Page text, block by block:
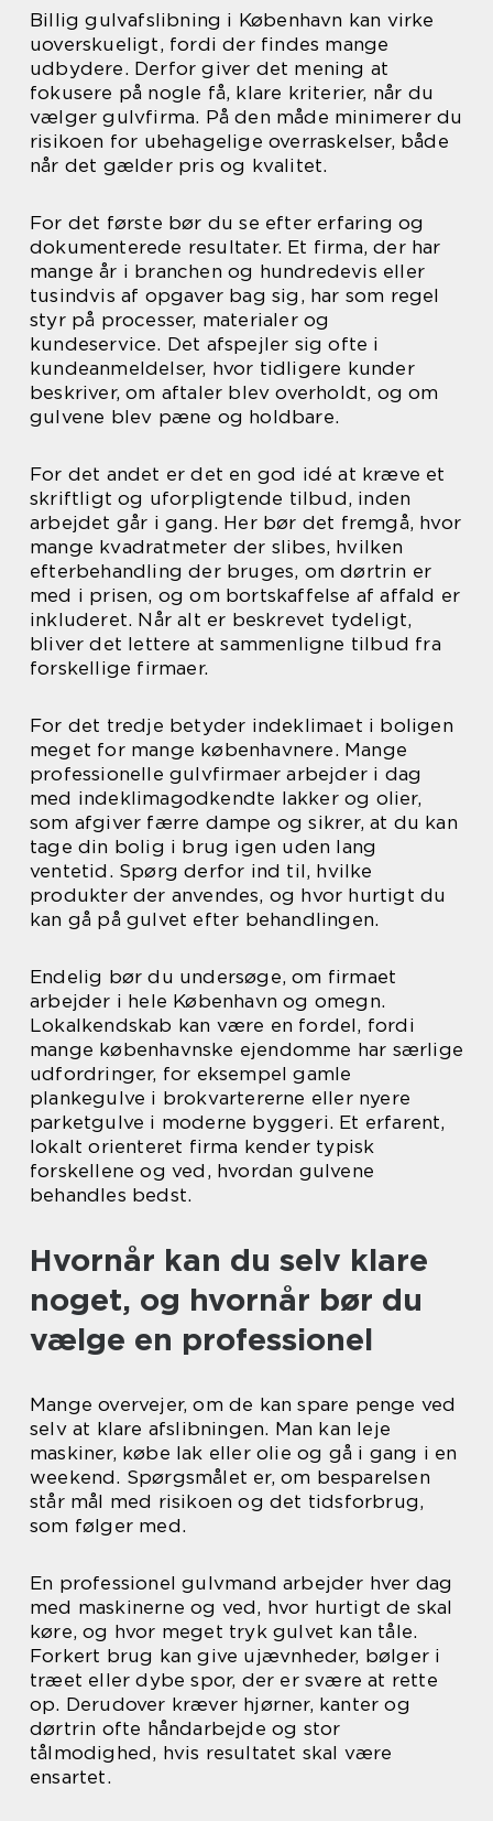
Billig gulvafslibning i København kan virke
uoverskueligt, fordi der findes mange
udbydere. Derfor giver det mening at
fokusere på nogle få, klare kriterier, når du
vælger gulvfirma. På den måde minimerer du
risikoen for ubehagelige overraskelser, både
når det gælder pris og kvalitet.
For det første bør du se efter erfaring og
dokumenterede resultater. Et firma, der har
mange år i branchen og hundredevis eller
tusindvis af opgaver bag sig, har som regel
styr på processer, materialer og
kundeservice. Det afspejler sig ofte i
kundeanmeldelser, hvor tidligere kunder
beskriver, om aftaler blev overholdt, og om
gulvene blev pæne og holdbare.
For det andet er det en god idé at kræve et
skriftligt og uforpligtende tilbud, inden
arbejdet går i gang. Her bør det fremgå, hvor
mange kvadratmeter der slibes, hvilken
efterbehandling der bruges, om dørtrin er
med i prisen, og om bortskaffelse af affald er
inkluderet. Når alt er beskrevet tydeligt,
bliver det lettere at sammenligne tilbud fra
forskellige firmaer.
For det tredje betyder indeklimaet i boligen
meget for mange københavnere. Mange
professionelle gulvfirmaer arbejder i dag
med indeklimagodkendte lakker og olier,
som afgiver færre dampe og sikrer, at du kan
tage din bolig i brug igen uden lang
ventetid. Spørg derfor ind til, hvilke
produkter der anvendes, og hvor hurtigt du
kan gå på gulvet efter behandlingen.
Endelig bør du undersøge, om firmaet
arbejder i hele København og omegn.
Lokalkendskab kan være en fordel, fordi
mange københavnske ejendomme har særlige
udfordringer, for eksempel gamle
plankegulve i brokvartererne eller nyere
parketgulve i moderne byggeri. Et erfarent,
lokalt orienteret firma kender typisk
forskellene og ved, hvordan gulvene
behandles bedst.
Hvornår kan du selv klare
noget, og hvornår bør du
vælge en professionel
Mange overvejer, om de kan spare penge ved
selv at klare afslibningen. Man kan leje
maskiner, købe lak eller olie og gå i gang i en
weekend. Spørgsmålet er, om besparelsen
står mål med risikoen og det tidsforbrug,
som følger med.
En professionel gulvmand arbejder hver dag
med maskinerne og ved, hvor hurtigt de skal
køre, og hvor meget tryk gulvet kan tåle.
Forkert brug kan give ujævnheder, bølger i
træet eller dybe spor, der er svære at rette
op. Derudover kræver hjørner, kanter og
dørtrin ofte håndarbejde og stor
tålmodighed, hvis resultatet skal være
ensartet.